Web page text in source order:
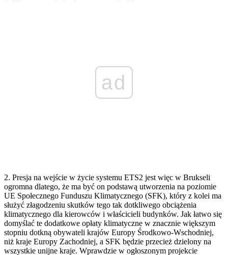
ad
2. Presja na wejście w życie systemu ETS2 jest więc w Brukseli
ogromna dlatego, że ma być on podstawą utworzenia na poziomie
UE Społecznego Funduszu Klimatycznego (SFK), który z kolei ma
służyć złagodzeniu skutków tego tak dotkliwego obciążenia
klimatycznego dla kierowców i właścicieli budynków. Jak łatwo się
domyślać te dodatkowe opłaty klimatyczne w znacznie większym
stopniu dotkną obywateli krajów Europy Środkowo-Wschodniej,
niż kraje Europy Zachodniej, a SFK będzie przecież dzielony na
wszystkie unijne kraje. Wprawdzie w ogłoszonym projekcie